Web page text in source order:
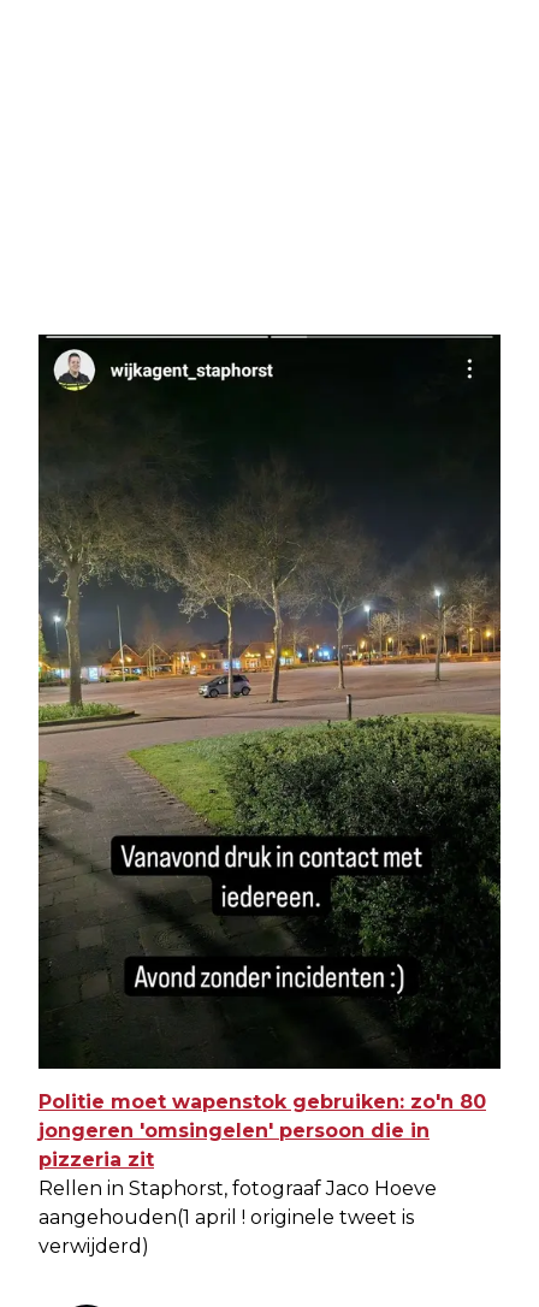
Politie moet wapenstok gebruiken: zo'n 80
jongeren 'omsingelen' persoon die in
pizzeria zit
Rellen in Staphorst, fotograaf Jaco Hoeve
aangehouden(1 april ! originele tweet is
verwijderd)